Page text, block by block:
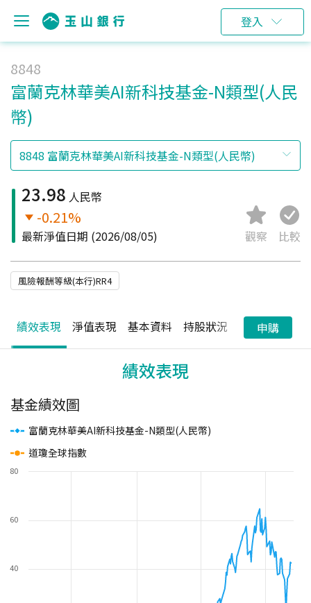
登入
8848
富蘭克林華美AI新科技基金-N類型(人民
幣)
23.98 人民幣
-0.21%
最新淨值日期 (2026/08/05) 觀察 比較
風險報酬等級(本行)RR4
績效表現 淨值表現 基本資料 持股狀況 配息狀況
申購
績效表現
基金績效圖
富蘭克林華美AI新科技基金-N類型(人民幣)
道瓊全球指數
40
60
80